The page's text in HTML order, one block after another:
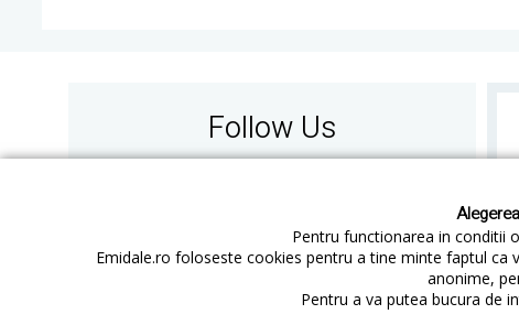
Pentru functionarea in conditii
Emidale.ro foloseste cookies pentru a tine minte faptul
anonime,
Pentru a va putea bucura de
Follow Us
Cum cumperi Cum platesc